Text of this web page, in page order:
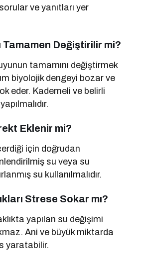
ve yanıtları yer
Değiştirilir mi?
tamamını değiştirmek
biyolojik dengeyi bozar ve
eder. Kademeli ve belirli
Eklenir mi?
için doğrudan
su veya su
su kullanılmalıdır.
Strese Sokar mı?
yapılan su değişimi
Ani ve büyük miktarda
yaratabilir.